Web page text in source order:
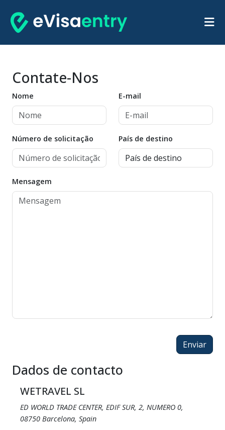
Contate-Nos
Nome E-mail
Número de solicitação País de destino
Mensagem
Enviar
Dados de contacto
WETRAVEL SL
ED WORLD TRADE CENTER, EDIF SUR, 2, NUMERO 0,
08750 Barcelona, Spain